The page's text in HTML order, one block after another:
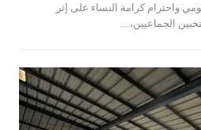
واحترام كرامة النساء على إثر
الجماعيين،…